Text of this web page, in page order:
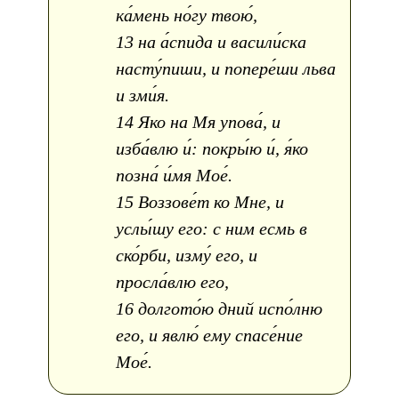
ка́мень но́гу твою́,
13 на а́спида и васили́ска
насту́пиши, и попере́ши льва
и зми́я.
14 Яко на Мя упова́, и
изба́влю и́: покры́ю и́, я́ко
позна́ и́мя Мое́.
15 Воззове́т ко Мне, и
услы́шу его: с ним есмь в
ско́рби, изму́ его, и
просла́влю его,
16 долгото́ю дний испо́лню
его, и явлю́ ему спасе́ние
Мое́.